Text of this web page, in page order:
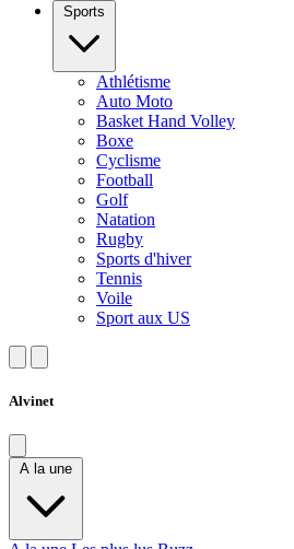
Sports
Athlétisme
Auto Moto
Basket Hand Volley
Boxe
Cyclisme
Football
Golf
Natation
Rugby
Sports d'hiver
Tennis
Voile
Sport aux US
Alvinet
A la une